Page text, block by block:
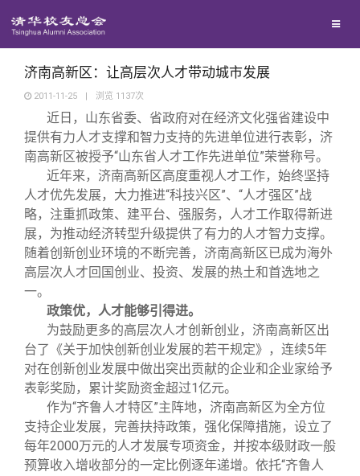
地区联络
年级联络
院系校友工作
专业委员会
兴趣群体
西南联大校友会
回馈母校
捐赠项目
捐赠新闻
捐赠纪事
捐赠方法
义工计划
媒体平台
《清华校友通讯》
《水木清华》
我要订阅
新媒体平台
百年清华
清华人物
清华故事
青春风采
校友文苑
校友讲坛
校友视界
校友服务
终身学习
信息化服务
三创大赛
实用信息
校友总会
总会简介
会长致辞
总会章程
理事会名单
关闭
济南高新区：让高层次人才带动城市发展
2011-11-25 | 浏览 1137次
近日，山东省委、省政府对在经济文化强省建设中
提供有力人才支撑和智力支持的先进单位进行表彰，济
南高新区被授予“山东省人才工作先进单位”荣誉称号。
近年来，济南高新区高度重视人才工作，始终坚持
人才优先发展，大力推进“科技兴区”、“人才强区”战
略，注重抓政策、建平台、强服务，人才工作取得新进
展，为推动经济转型升级提供了有力的人才智力支撑。
随着创新创业环境的不断完善，济南高新区已成为海外
高层次人才回国创业、投资、发展的热土和首选地之
一。
政策优，人才能够引得进。
为鼓励更多的高层次人才创新创业，济南高新区出
台了《关于加快创新创业发展的若干规定》，连续5年
对在创新创业发展中做出突出贡献的企业和企业家给予
表彰奖励，累计奖励资金超过1亿元。
作为“齐鲁人才特区”主阵地，济南高新区为全方位
支持企业发展，完善扶持政策，强化保障措施，设立了
每年2000万元的人才发展专项资金，并按本级财政一般
预算收入增收部分的一定比例逐年递增。依托“齐鲁人